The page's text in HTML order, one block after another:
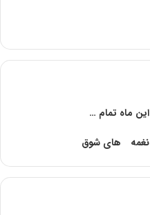
این ماه تمام …
نغمه هاى شوق